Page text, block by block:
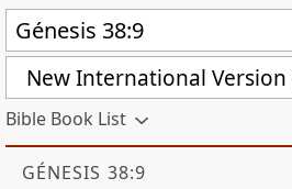
New International Version
Bible Book List
GÉNESIS 38:9